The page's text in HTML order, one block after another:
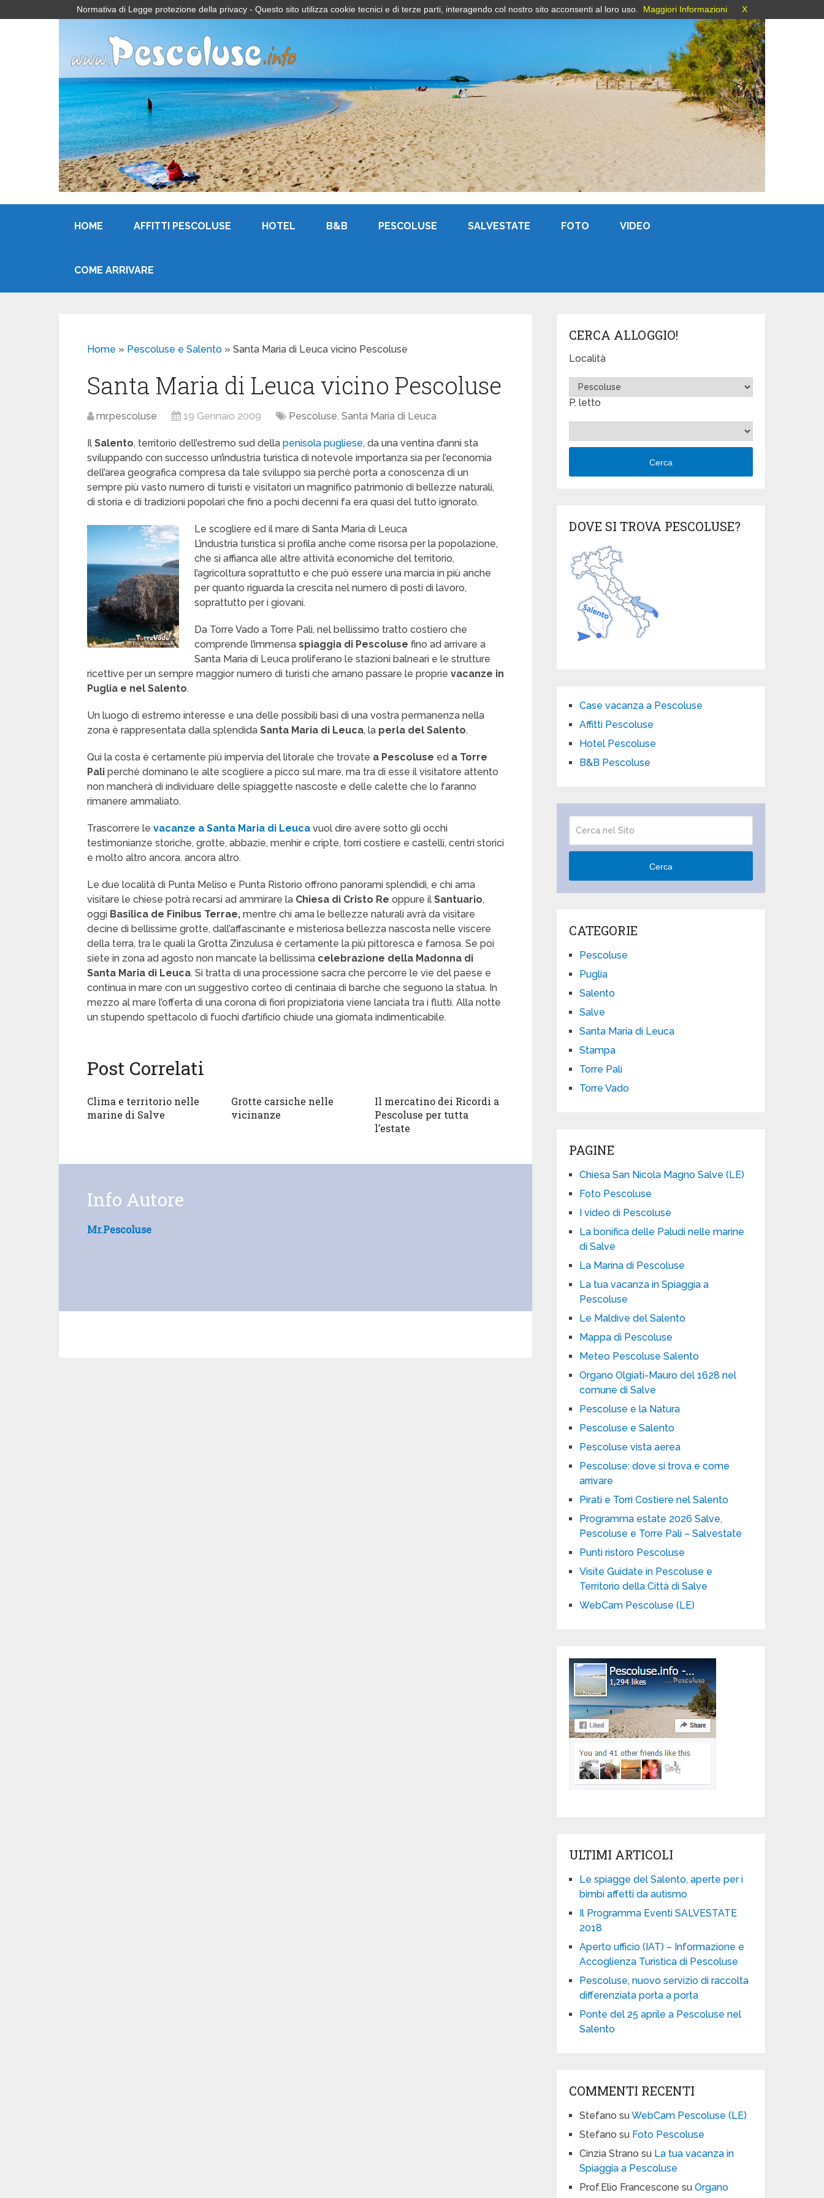
HOME AFFITTI PESCOLUSE HOTEL B&B PESCOLUSE SALVESTATE FOTO VIDEO
COME ARRIVARE
Home » Pescoluse e Salento » Santa Maria di Leuca vicino Pescoluse
Santa Maria di Leuca vicino Pescoluse
mr.pescoluse 19 Gennaio 2009 Pescoluse, Santa Maria di Leuca
Il Salento, territorio dell’estremo sud della penisola pugliese, da una ventina d’anni sta
sviluppando con successo un’industria turistica di notevole importanza sia per l’economia
dell’area geografica compresa da tale sviluppo sia perchè porta a conoscenza di un
sempre più vasto numero di turisti e visitatori un magnifico patrimonio di bellezze naturali,
di storia e di tradizioni popolari che fino a pochi decenni fa era quasi del tutto ignorato.
Le scogliere ed il mare di Santa Maria di Leuca
L’industria turistica si profila anche come risorsa per la popolazione,
che si affianca alle altre attività economiche del territorio,
l’agricoltura soprattutto e che può essere una marcia in più anche
per quanto riguarda la crescita nel numero di posti di lavoro,
soprattutto per i giovani.
Da Torre Vado a Torre Pali, nel bellissimo tratto costiero che
comprende l’immensaspiaggia di Pescoluse fino ad arrivare a
Santa Maria di Leuca proliferano le stazioni balneari e le strutture
ricettive per un sempre maggior numero di turisti che amano passare le proprie vacanze in
Puglia e nel Salento.
Un luogo di estremo interesse e una delle possibili basi di una vostra permanenza nella
zona è rappresentata dalla splendida Santa Maria di Leuca, la perla del Salento.
Qui la costa è certamente più impervia del litorale che trovate a Pescoluse ed a Torre
Pali perchè dominano le alte scogliere a picco sul mare, ma tra di esse il visitatore attento
non mancherà di individuare delle spiaggette nascoste e delle calette che lo faranno
rimanere ammaliato.
Trascorrere le vacanze a Santa Maria di Leuca vuol dire avere sotto gli occhi
testimonianze storiche, grotte, abbazie, menhir e cripte, torri costiere e castelli, centri storici
e molto altro ancora. ancora altro.
Le due località di Punta Meliso e Punta Ristorio offrono panorami splendidi, e chi ama
visitare le chiese potrà recarsi ad ammirare la Chiesa di Cristo Re oppure il Santuario,
oggi Basilica de Finibus Terrae, mentre chi ama le bellezze naturali avrà da visitare
decine di bellissime grotte, dall’affascinante e misteriosa bellezza nascosta nelle viscere
della terra, tra le quali la Grotta Zinzulusa è certamente la più pittoresca e famosa. Se poi
siete in zona ad agosto non mancate la bellissima celebrazione della Madonna di
Santa Maria di Leuca. Si tratta di una processione sacra che percorre le vie del paese e
continua in mare con un suggestivo corteo di centinaia di barche che seguono la statua. In
mezzo al mare l’offerta di una corona di fiori propiziatoria viene lanciata tra i flutti. Alla notte
un stupendo spettacolo di fuochi d’artificio chiude una giornata indimenticabile.
Post Correlati
Clima e territorio nelle
marine di Salve
Grotte carsiche nelle
vicinanze
Il mercatino dei Ricordi a
Pescoluse per tutta
l’estate
Info Autore
Mr.pescoluse
CERCA ALLOGGIO!
Località
P. letto
Cerca
DOVE SI TROVA PESCOLUSE?
Case vacanza a Pescoluse
Affitti Pescoluse
Hotel Pescoluse
B&B Pescoluse
Cerca
CATEGORIE
Pescoluse
Puglia
Salento
Salve
Santa Maria di Leuca
Stampa
Torre Pali
Torre Vado
PAGINE
Chiesa San Nicola Magno Salve (LE)
Foto Pescoluse
I video di Pescoluse
La bonifica delle Paludi nelle marine
di Salve
La Marina di Pescoluse
La tua vacanza in Spiaggia a
Pescoluse
Le Maldive del Salento
Mappa di Pescoluse
Meteo Pescoluse Salento
Organo Olgiati-Mauro del 1628 nel
comune di Salve
Pescoluse e la Natura
Pescoluse e Salento
Pescoluse vista aerea
Pescoluse: dove si trova e come
arrivare
Pirati e Torri Costiere nel Salento
Programma estate 2026 Salve,
Pescoluse e Torre Pali – Salvestate
Punti ristoro Pescoluse
Visite Guidate in Pescoluse e
Territorio della Città di Salve
WebCam Pescoluse (LE)
ULTIMI ARTICOLI
Le spiagge del Salento, aperte per i
bimbi affetti da autismo
Il Programma Eventi SALVESTATE
2018
Aperto ufficio (IAT) – Informazione e
Accoglienza Turistica di Pescoluse
Pescoluse, nuovo servizio di raccolta
differenziata porta a porta
Ponte del 25 aprile a Pescoluse nel
Salento
COMMENTI RECENTI
Stefano suWebCam Pescoluse (LE)
Stefano su Foto Pescoluse
Cinzia Strano su La tua vacanza in
Spiaggia a Pescoluse
Prof.Elio Francescone suOrgano
Normativa di Legge protezione della privacy - Questo sito utilizza cookie tecnici e di terze parti, interagendo col nostro sito acconsenti al loro uso. Maggiori Informazioni X